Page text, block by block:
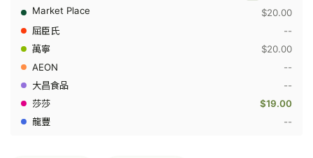
士
香
露
-
浴
$20.00
--
$20.00
--
--
$19.00
--